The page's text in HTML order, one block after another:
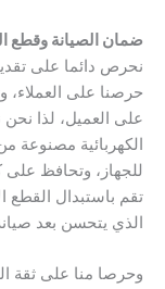
ضمان الصيانة وقطع
نحرص دائما على
حرصنا على العملاء،
على العميل، لذا
الكهربائية مصنوعة
للجهاز، وتحافظ
تقم باستبدال القطع
الذي يتحسن بعد
وحرصا منا على ثقة